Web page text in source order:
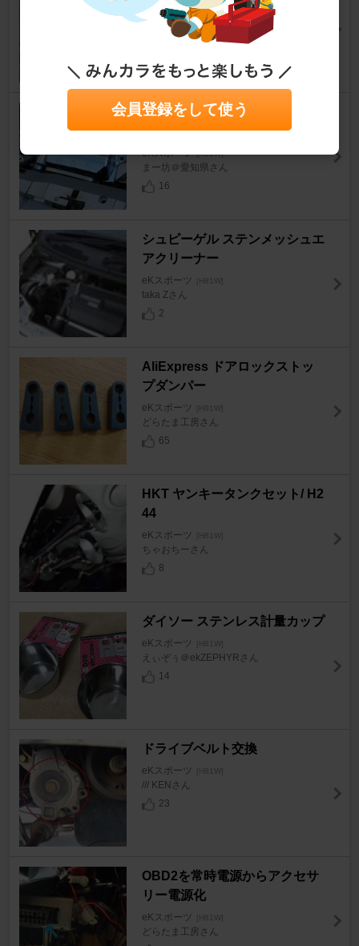
eKスポーツ [H81W]
taaaakunさん
三菱自動車(純正) インタークー
ラーカバー加工品
eKスポーツ [H81W]
まー坊＠愛知県さん
16
シュピーゲル ステンメッシュエ
アクリーナー
eKスポーツ [H81W]
taka Zさん
2
AliExpress ドアロックストッ
プダンパー
eKスポーツ [H81W]
どらたま工房さん
65
HKT ヤンキータンクセット/ H2
44
eKスポーツ [H81W]
ちゃおちーさん
8
ダイソー ステンレス計量カップ
eKスポーツ [H81W]
えぃぞぅ＠ekZEPHYRさん
14
ドライブベルト交換
eKスポーツ [H81W]
/// KENさん
23
OBD2を常時電源からアクセサ
リー電源化
eKスポーツ [H81W]
どらたま工房さん
会員登録をして使う